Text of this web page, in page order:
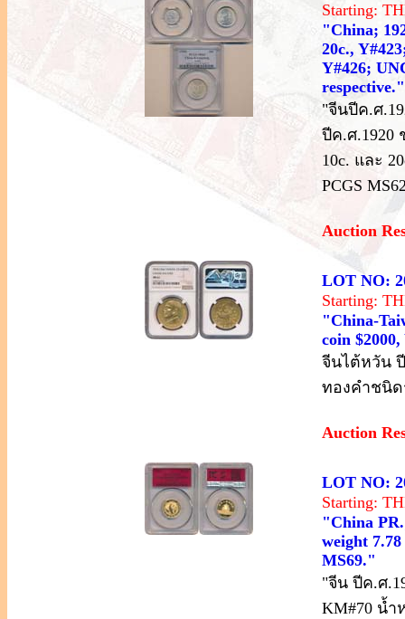
Starting:
"China;
20c.,
Y#426;
respective."
"จีนปีค.ศ
ปีค.ศ.1920
10c. และ
PCGS
Auction
LOT NO:
Starting:
"China-
coin
จีนไต้หวัน ปี
ทองคำชนิด
Auction
LOT NO:
Starting:
"China
weight
MS69."
"จีน ปีค.ศ
KM#70 น้ำ